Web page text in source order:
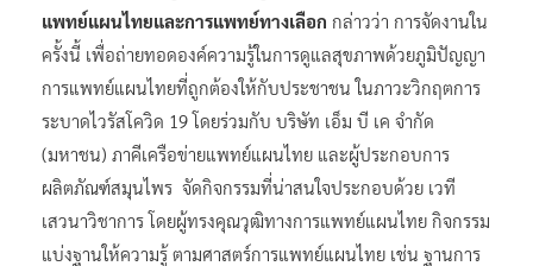
แพทย์แผนไทยและการแพทย์ทางเลือก กล่าวว่า การจัดงานใน
ครั้งนี้ เพื่อถ่ายทอดองค์ความรู้ในการดูแลสุขภาพด้วยภูมิปัญญา
การแพทย์แผนไทยที่ถูกต้องให้กับประชาชน ในภาวะวิกฤตการ
ระบาดไวรัสโควิด 19 โดยร่วมกับ บริษัท เอ็ม บี เค จำกัด
(มหาชน) ภาคีเครือข่ายแพทย์แผนไทย และผู้ประกอบการ
ผลิตภัณฑ์สมุนไพร จัดกิจกรรมที่น่าสนใจประกอบด้วย เวที
เสวนาวิชาการ โดยผู้ทรงคุณวุฒิทางการแพทย์แผนไทย กิจกรรม
แบ่งฐานให้ความรู้ ตามศาสตร์การแพทย์แผนไทย เช่น ฐานการ